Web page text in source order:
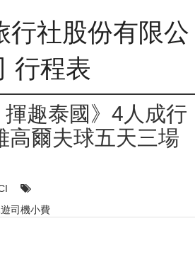
行社股份有限公
行程表
揮趣泰國》4人成行
高爾夫球五天三場
司機小費